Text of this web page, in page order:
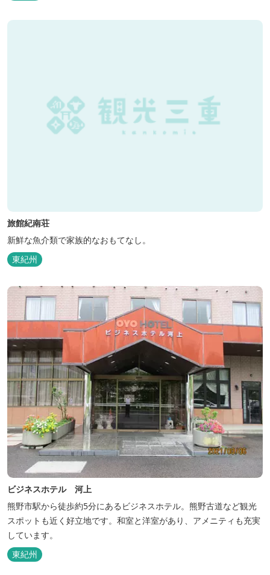
旅館紀南荘
新鮮な魚介類で家族的なおもてなし。
東紀州
ビジネスホテル 河上
熊野市駅から徒歩約5分にあるビジネスホテル。熊野古道など観光
スポットも近く好立地です。和室と洋室があり、アメニティも充実
しています。
東紀州